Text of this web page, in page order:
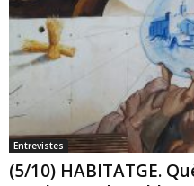
Entrevistes
(5/10) HABITATGE.